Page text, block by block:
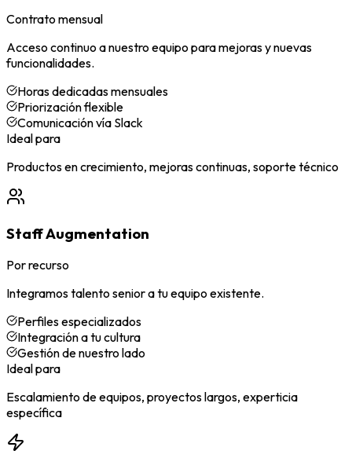
Contrato mensual
Acceso continuo a nuestro equipo para mejoras y nuevas
funcionalidades.
Horas dedicadas mensuales
Priorización flexible
Comunicación vía Slack
Ideal para
Productos en crecimiento, mejoras continuas, soporte técnico
Staff Augmentation
Por recurso
Integramos talento senior a tu equipo existente.
Perfiles especializados
Integración a tu cultura
Gestión de nuestro lado
Ideal para
Escalamiento de equipos, proyectos largos, experticia
específica